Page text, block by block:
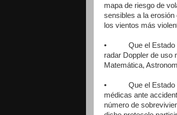
mapa de riesgo de
sensibles a la
los vientos más
• Que el Estado
radar Doppler de uso
Matemática,
• Que el Estado
médicas ante
número de